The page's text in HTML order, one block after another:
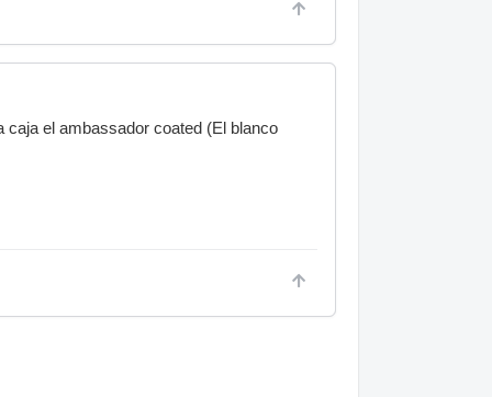
caja el ambassador coated (El blanco